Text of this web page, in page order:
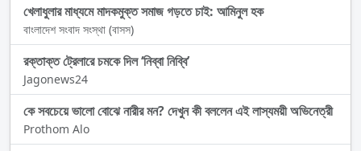
খেলাধুলার মাধ্যমে মাদকমুক্ত সমাজ গড়তে চাই: আমিনুল হক
বাংলাদেশ সংবাদ সংস্থা (বাসস)
রক্তাক্ত ট্রেলারে চমকে দিল ‘নিব্বা নিব্বি’
Jagonews24
কে সবচেয়ে ভালো বোঝে নারীর মন? দেখুন কী বললেন এই লাস্যময়ী অভিনেত্রী
Prothom Alo